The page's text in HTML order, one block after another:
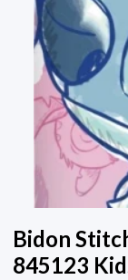
Bidon
845123